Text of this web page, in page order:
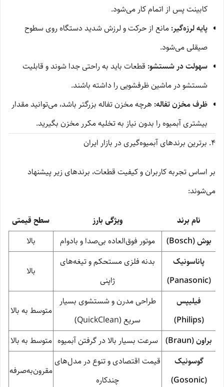
کابینت پس از اتمام کار می‌شود.
پایه لرزه‌گیر: مانع از حرکت و لرزش شدید دستگاه روی سطوح
صیقلی می‌شود.
سهولت در شستشو: قطعات باید به راحتی جدا شوند و قابلیت
شستشو در ماشین ظرفشویی را داشته باشند.
ظرف مخزن تفاله: هرچه مخزن تفاله بزرگتر باشد، می‌توانید مقدار
بیشتری آبمیوه را بدون نیاز به تخلیه مکرر مخزن بگیرید.
۴. برترین برندهای آبمیوه‌گیری در بازار ایران
بر اساس تجربه کاربران و کیفیت قطعات، برندهای زیر پیشنهاد
می‌شوند:
نام برند ویژگی بارز
سطح قیمتی
بوش (Bosch)
موتور فوق‌العاده بی‌صدا و بادوام
بالا
پاناسونیک
(Panasonic)
بدنه فلزی مستحکم و تیغه‌های
ژاپنی
بالا
فیلیپس
(Philips)
طراحی مدرن و شستشوی بسیار
سریع (QuickClean)
متوسط به بالا
براون (Braun) سرعت بسیار بالا در گرفتن آبمیوه متوسط به بالا
گوسونیک
(Gosonic)
قیمت اقتصادی و تنوع در مدل‌های
چندکاره
مقرون‌به‌صرفه